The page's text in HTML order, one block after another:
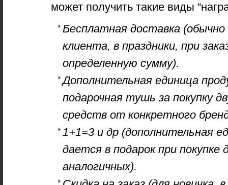
может получить такие виды
Бесплатная доставка (обычно
клиента, в праздники, при
определенную сумму).
Дополнительная единица
подарочная тушь за покупку
средств от конкретного
1+1=3 и др (дополнительная
дается в подарок при покупке
аналогичных).